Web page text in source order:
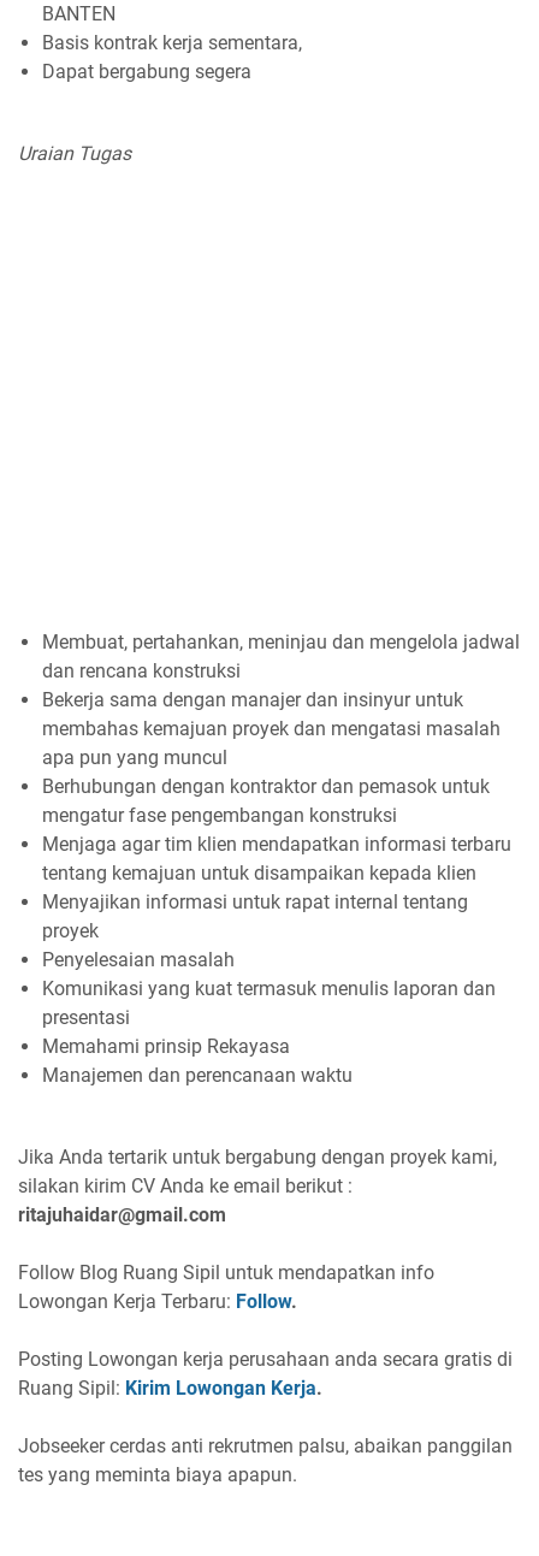
BANTEN
Basis kontrak kerja sementara,
Dapat bergabung segera
Uraian Tugas
Membuat, pertahankan, meninjau dan mengelola jadwal
dan rencana konstruksi
Bekerja sama dengan manajer dan insinyur untuk
membahas kemajuan proyek dan mengatasi masalah
apa pun yang muncul
Berhubungan dengan kontraktor dan pemasok untuk
mengatur fase pengembangan konstruksi
Menjaga agar tim klien mendapatkan informasi terbaru
tentang kemajuan untuk disampaikan kepada klien
Menyajikan informasi untuk rapat internal tentang
proyek
Penyelesaian masalah
Komunikasi yang kuat termasuk menulis laporan dan
presentasi
Memahami prinsip Rekayasa
Manajemen dan perencanaan waktu
Jika Anda tertarik untuk bergabung dengan proyek kami,
silakan kirim CV Anda ke email berikut :
ritajuhaidar@gmail.com
Follow Blog Ruang Sipil untuk mendapatkan info
Lowongan Kerja Terbaru: Follow.
Posting Lowongan kerja perusahaan anda secara gratis di
Ruang Sipil: Kirim Lowongan Kerja.
Jobseeker cerdas anti rekrutmen palsu, abaikan panggilan
tes yang meminta biaya apapun.